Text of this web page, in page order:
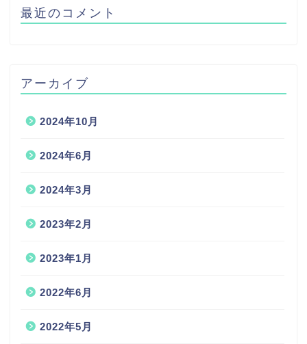
最近のコメント
アーカイブ
2024年10月
2024年6月
2024年3月
2023年2月
2023年1月
2022年6月
2022年5月